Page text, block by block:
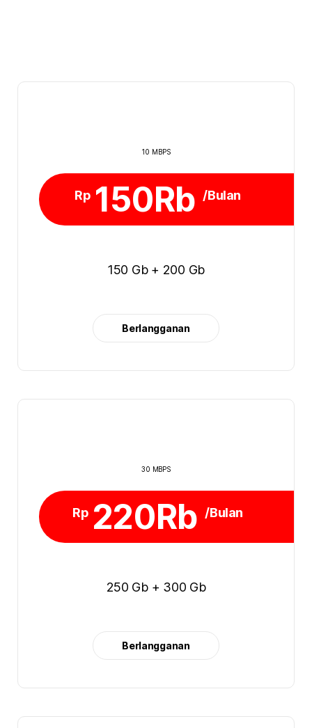
10 MBPS
Rp 150Rb /Bulan
150 Gb + 200 Gb
Berlangganan
30 MBPS
Rp 220Rb /Bulan
250 Gb + 300 Gb
Berlangganan